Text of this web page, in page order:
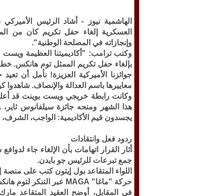
الهاشمية نيوز -
أشاد الرئيس
العسكرية إلغاء حفل تكريم كان من
وإنجازاته في المصلحة الوطنية".
وكتب ترامب: "أكاديميتنا العظيمة
بإلغاء حفل تكريم الممثل توم هانكس.
جوائزنا الأميركية العزيزة! نأمل أن
معاييرها باسم العدالة والإنصاف. شاهدوا
وكانت رابطة خريجي ويست بوينت قد
هذا الشهر ومنحه جائزة سيلفانوس
يجسدون قيم الأكاديمية: الواجب،
ردود فعل وانتقادات
أثار القرار اتهامات بأن الإلغاء جاء
جمع تبرعات للرئيس جو بايدن.
اللواء المتقاعد بول إيتون كتب على
حركة "ماغا" MAGA عبر التنكر لتوم هانكس. هذا مستوى جديد من الانحدار".
في المقابل، أوضح العقيد المتقاعد